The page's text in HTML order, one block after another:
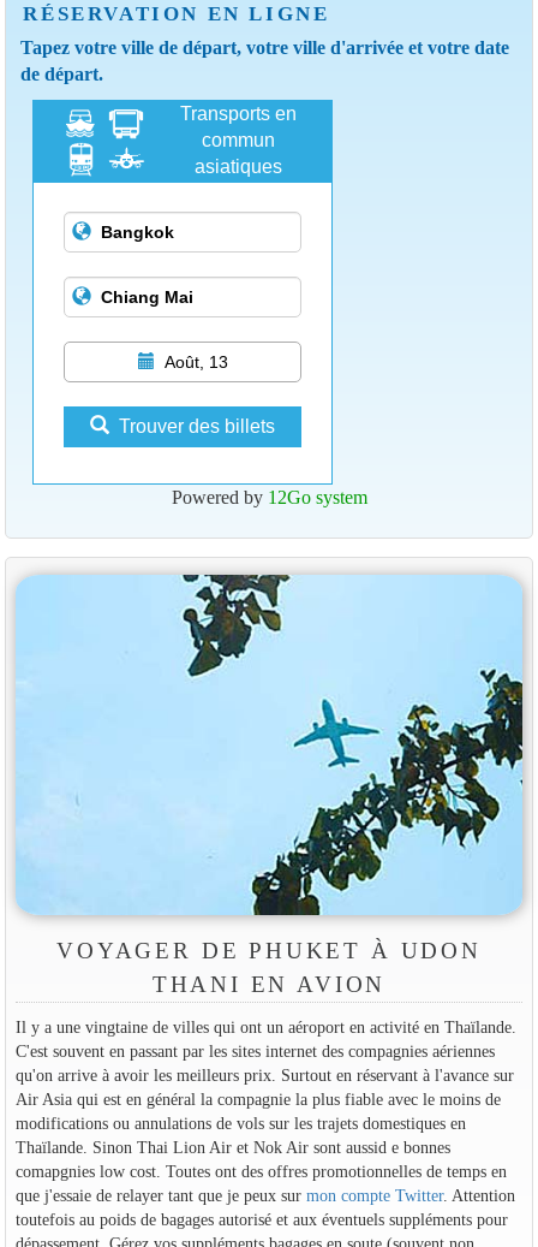
RÉSERVATION EN LIGNE
Tapez votre ville de départ, votre ville d'arrivée et votre date
de départ.
Transports en
commun
asiatiques
Août, 13
Trouver des billets
Powered by 12Go system
VOYAGER DE PHUKET À UDON
THANI EN AVION
Il y a une vingtaine de villes qui ont un aéroport en activité en Thaïlande.
C'est souvent en passant par les sites internet des compagnies aériennes
qu'on arrive à avoir les meilleurs prix. Surtout en réservant à l'avance sur
Air Asia qui est en général la compagnie la plus fiable avec le moins de
modifications ou annulations de vols sur les trajets domestiques en
Thaïlande. Sinon Thai Lion Air et Nok Air sont aussid e bonnes
comapgnies low cost. Toutes ont des offres promotionnelles de temps en
que j'essaie de relayer tant que je peux sur mon compte Twitter. Attention
toutefois au poids de bagages autorisé et aux éventuels suppléments pour